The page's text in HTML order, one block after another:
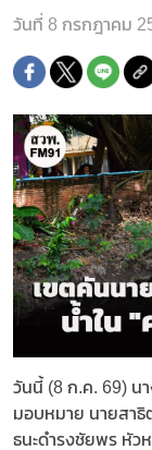
วันที่ 8 กรกฎาคม
วันนี้ (8 ก.ค. 69) น
มอบหมาย นายสา
ธนะดำรงชัยพร หัว